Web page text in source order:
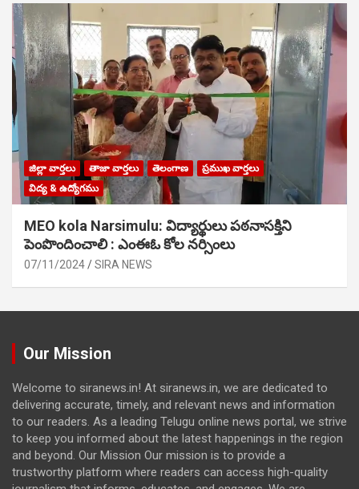
జిల్లా వార్తలు తాజా వార్తలు తెలంగాణ
ప్రముఖ వార్తలు
విద్య & ఉద్యోగము
MEO kola Narsimulu: విద్యార్థులు పఠ‌నాసక్తిని
పెంపొందించాలి : ఎంఈఓ కోల నర్సింలు
07/11/2024 SIRA NEWS
Our Mission
Welcome to siranews.in! At siranews.in, we are dedicated to
delivering accurate, timely, and relevant news and information
to our readers. As a leading Telugu online news portal, we strive
to keep you informed about the latest happenings in the region
and beyond. Our Mission Our mission is to provide a
trustworthy platform where readers can access high-quality